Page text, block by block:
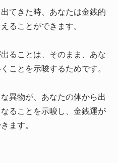
てきた時、あなたは金銭的
ることができます。
ることは、そのまま、あな
ことを示唆するためです。
異物が、あなたの体から出
ることを示唆し、金銭運が
ます。